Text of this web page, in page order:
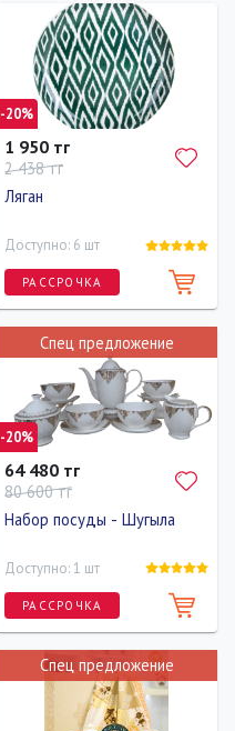
-20%
1 950 тг
2 438 тг
Ляган
Доступно: 6 шт
РАССРОЧКА
Высота
4.5 см
Диаметр
30 см
-20%
64 480 тг
80 600 тг
Набор посуды - Шугыла
Доступно: 1 шт
РАССРОЧКА
Спец предложение
Спец предложение